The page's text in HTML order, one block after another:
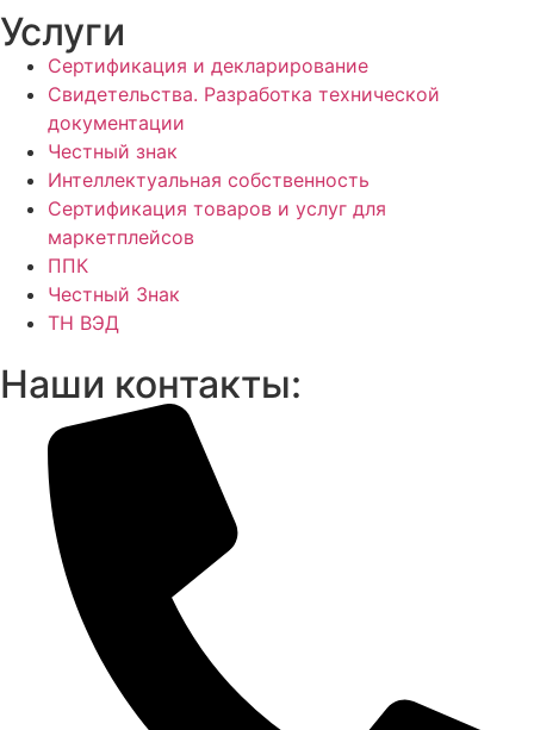
Услуги
Сертификация и декларирование
Свидетельства. Разработка технической
документации
Честный знак
Интеллектуальная собственность
Сертификация товаров и услуг для
маркетплейсов
ППК
Честный Знак
ТН ВЭД
Наши контакты: